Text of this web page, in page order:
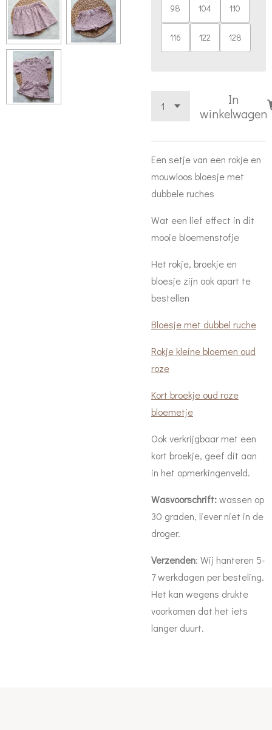
98 104 110
116 122 128
In
winkelwagen
Een setje van een rokje en
mouwloos bloesje met
dubbele ruches
Wat een lief effect in dit
mooie bloemenstofje
Het rokje, broekje en
bloesje zijn ook apart te
bestellen
Bloesje met dubbel ruche
Rokje kleine bloemen oud
roze
Kort broekje oud roze
bloemetje
Ook verkrijgbaar met een
kort broekje, geef dit aan
in het opmerkingenveld.
Wasvoorschrift:wassen op
30 graden, liever niet in de
droger.
Verzenden: Wij hanteren 5-
7 werkdagen per besteling.
Het kan wegens drukte
voorkomen dat het iets
langer duurt.